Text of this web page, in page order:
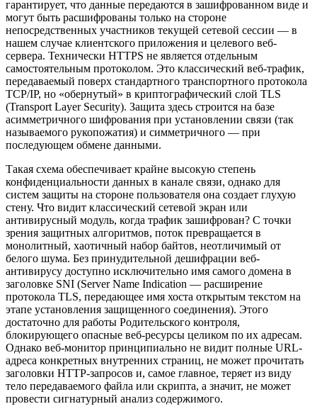
гарантирует, что данные передаются в зашифрованном виде и
могут быть расшифрованы только на стороне
непосредственных участников текущей сетевой сессии — в
нашем случае клиентского приложения и целевого веб-
сервера. Технически HTTPS не является отдельным
самостоятельным протоколом. Это классический веб-трафик,
передаваемый поверх стандартного транспортного протокола
TCP/IP, но «обернутый» в криптографический слой TLS
(Transport Layer Security). Защита здесь строится на базе
асимметричного шифрования при установлении связи (так
называемого рукопожатия) и симметричного — при
последующем обмене данными.
Такая схема обеспечивает крайне высокую степень
конфиденциальности данных в канале связи, однако для
систем защиты на стороне пользователя она создает глухую
стену. Что видит классический сетевой экран или
антивирусный модуль, когда трафик зашифрован? С точки
зрения защитных алгоритмов, поток превращается в
монолитный, хаотичный набор байтов, неотличимый от
белого шума. Без принудительной дешифрации веб-
антивирусу доступно исключительно имя самого домена в
заголовке SNI (Server Name Indication — расширение
протокола TLS, передающее имя хоста открытым текстом на
этапе установления защищенного соединения). Этого
достаточно для работы Родительского контроля,
блокирующего опасные веб-ресурсы целиком по их адресам.
Однако веб-монитор принципиально не видит полные URL-
адреса конкретных внутренних страниц, не может прочитать
заголовки HTTP-запросов и, самое главное, теряет из виду
тело передаваемого файла или скрипта, а значит, не может
провести сигнатурный анализ содержимого.